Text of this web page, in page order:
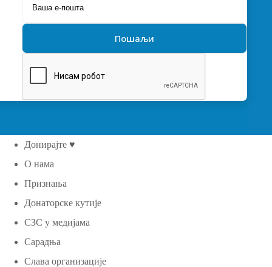
Донирајте ♥
О нама
Признања
Донаторске кутије
СЗС у медијама
Сарадња
Слава организације